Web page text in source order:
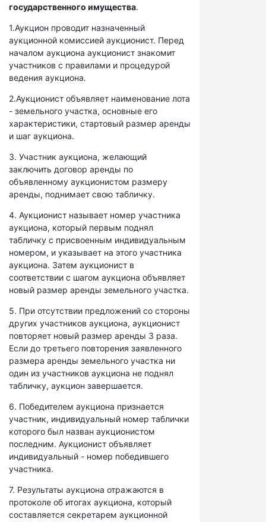
государственного имущества.
1.Аукцион проводит назначенный
аукционной комиссией аукционист. Перед
началом аукциона аукционист знакомит
участников с правилами и процедурой
ведения аукциона.
2.Аукционист объявляет наименование лота
- земельного участка, основные его
характеристики, стартовый размер аренды
и шаг аукциона.
3. Участник аукциона, желающий
заключить договор аренды по
объявленному аукционистом размеру
аренды, поднимает свою табличку.
4. Аукционист называет номер участника
аукциона, который первым поднял
табличку с присвоенным индивидуальным
номером, и указывает на этого участника
аукциона. Затем аукционист в
соответствии с шагом аукциона объявляет
новый размер аренды земельного участка.
5. При отсутствии предложений со стороны
других участников аукциона, аукционист
повторяет новый размер аренды 3 раза.
Если до третьего повторения заявленного
размера аренды земельного участка ни
один из участников аукциона не поднял
табличку, аукцион завершается.
6. Победителем аукциона признается
участник, индивидуальный номер таблички
которого был назван аукционистом
последним. Аукционист объявляет
индивидуальный - номер победившего
участника.
7. Результаты аукциона отражаются в
протоколе об итогах аукциона, который
составляется секретарем аукционной